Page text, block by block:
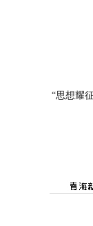
“思想耀